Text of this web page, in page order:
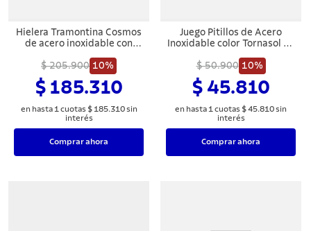
Hielera Tramontina Cosmos
de acero inoxidable con
14 cm 2,3 L
$ 205.900 10%
$ 185.310
en hasta 1 cuotas $ 185.310sin
interés
Comprar ahora
Juego Pitillos de Acero
Inoxidable color Tornasol de
$ 50.900 10%
$ 45.810
en hasta 1 cuotas $45.810sin
interés
Comprar ahora